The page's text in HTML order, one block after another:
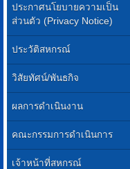
ประกาศนโยบายความเป็น
ส่วนตัว (Privacy Notice)
ประวัติสหกรณ์
วิสัยทัศน์/พันธกิจ
ผลการดำเนินงาน
คณะกรรมการดำเนินการ
เจ้าหน้าที่สหกรณ์